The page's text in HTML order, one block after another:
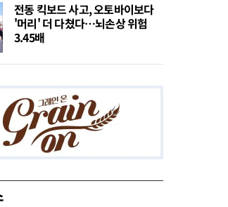
전동 킥보드 사고, 오토바이보다
'머리' 더 다쳤다…뇌손상 위험
3.45배